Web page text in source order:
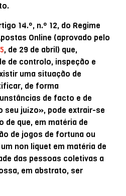
14.º, n.º 12, do Regime
Online (aprovado pelo
, de 29 de abril) que,
de controlo, inspeção e
uma situação de
de forma
de facto e de
seu juízo», pode extrair-se
de que, em matéria de
de jogos de fortuna ou
non liquet em matéria de
das pessoas coletivas a
em abstrato, ser